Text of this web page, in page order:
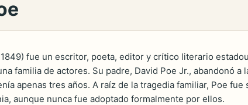
fue un escritor, poeta, editor y crítico literario
familia de actores. Su padre, David Poe Jr., abandonó a
apenas tres años. A raíz de la tragedia familiar, Poe
aunque nunca fue adoptado formalmente por ellos.